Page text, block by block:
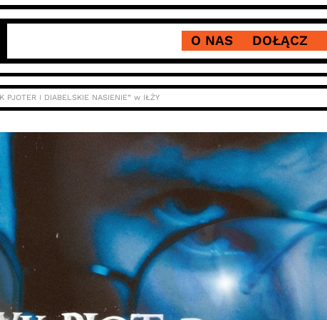
O NAS DOŁĄCZ
PJOTER I DIABELSKIE NASIENIE” w IŁŻY